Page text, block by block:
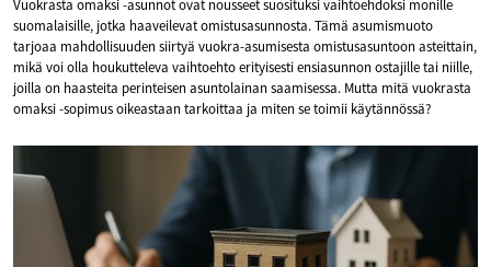
Vuokrasta omaksi -asunnot ovat nousseet suosituksi vaihtoehdoksi monille
suomalaisille, jotka haaveilevat omistusasunnosta. Tämä asumismuoto
tarjoaa mahdollisuuden siirtyä vuokra-asumisesta omistusasuntoon asteittain,
mikä voi olla houkutteleva vaihtoehto erityisesti ensiasunnon ostajille tai niille,
joilla on haasteita perinteisen asuntolainan saamisessa. Mutta mitä vuokrasta
omaksi -sopimus oikeastaan tarkoittaa ja miten se toimii käytännössä?